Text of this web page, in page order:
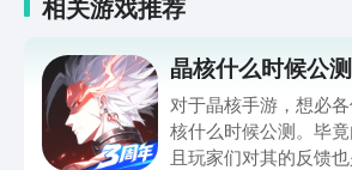
相关游戏推荐
晶核什么时候公测
对于晶核手游，想必
核什么时候公测。毕
且玩家们对其的反馈